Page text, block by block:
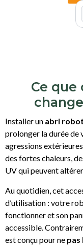
Ce
Installer un abri
prolonger la durée de
agressions
des fortes chaleurs,
UV qui peuvent
Au quotidien, cet
d’utilisation : votre
fonctionner et son
accessible.
est conçu pour ne pas